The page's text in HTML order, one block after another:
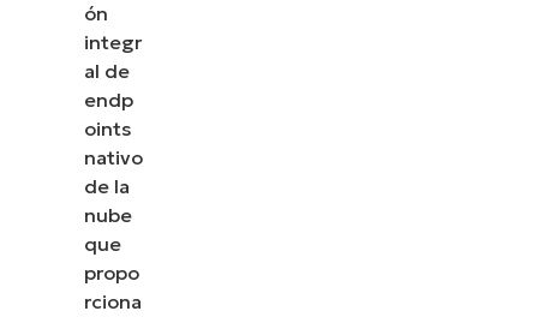
ón
integr
al de
endp
oints
nativo
de la
nube
que
propo
rciona